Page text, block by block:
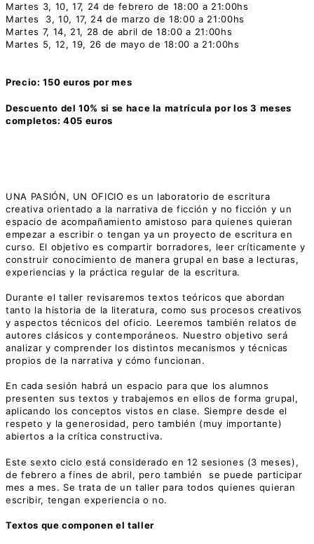
Martes 3, 10, 17, 24 de febrero de 18:00 a 21:00hs
Martes
3, 10, 17, 24 de marzo de 18:00 a 21:00hs
Martes 7, 14, 21, 28 de abril de 18:00 a 21:00hs
Martes 5, 12, 19, 26 de mayo de 18:00 a 21:00hs
Precio: 150 euros por mes
Descuento del 10% si se hace la matrícula por los 3 meses
completos: 405 euros
UNA PASIÓN, UN OFICIO es un laboratorio de escritura
creativa orientado a la narrativa de ficción y no ficción y un
espacio de acompañamiento amistoso para quienes quieran
empezar a escribir o tengan ya un proyecto de escritura en
curso. El objetivo es compartir borradores, leer críticamente y
construir conocimiento de manera grupal en base a lecturas,
experiencias y la práctica regular de la escritura.
Durante el taller revisaremos textos teóricos que abordan
tanto la historia de la literatura, como sus procesos creativos
y aspectos técnicos del oficio. Leeremos también relatos de
autores clásicos y contemporáneos. Nuestro objetivo será
analizar y comprender los distintos mecanismos y técnicas
propios de la narrativa y cómo funcionan.
En cada sesión habrá un espacio para que los alumnos
presenten sus textos y trabajemos en ellos de forma grupal,
aplicando los conceptos vistos en clase. Siempre desde el
respeto y la generosidad, pero también (muy importante)
abiertos a la crítica constructiva.
Este sexto ciclo está considerado en 12 sesiones (3 meses),
de febrero a fines de abril, pero también se puede participar
mes a mes. Se trata de un taller para todos quienes quieran
escribir, tengan experiencia o no.
Textos que componen el taller